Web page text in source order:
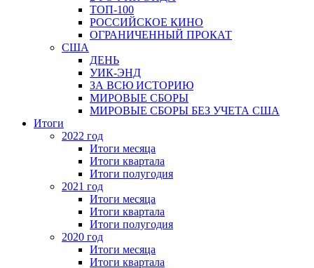
ТОП-100
РОССИЙСКОЕ КИНО
ОГРАНИЧЕННЫЙ ПРОКАТ
США
ДЕНЬ
УИК-ЭНД
ЗА ВСЮ ИСТОРИЮ
МИРОВЫЕ СБОРЫ
МИРОВЫЕ СБОРЫ БЕЗ УЧЕТА США
Итоги
2022 год
Итоги месяца
Итоги квартала
Итоги полугодия
2021 год
Итоги месяца
Итоги квартала
Итоги полугодия
2020 год
Итоги месяца
Итоги квартала